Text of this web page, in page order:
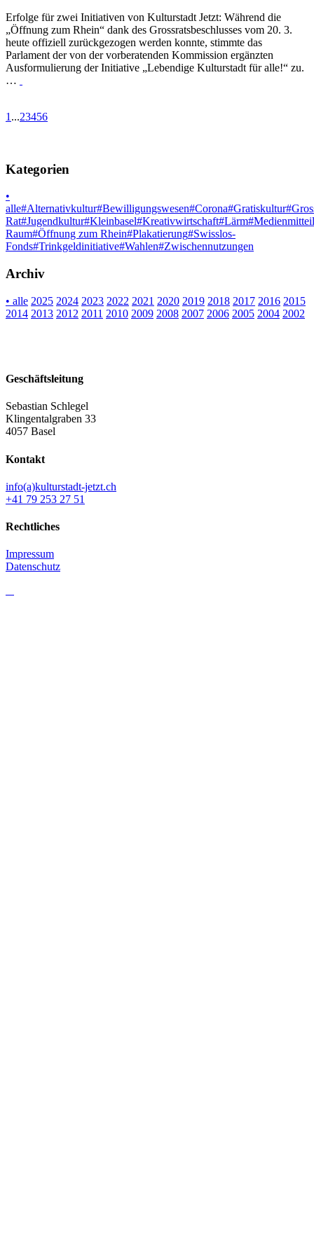
Erfolge für zwei Initiativen von Kulturstadt Jetzt: Während die
„Öffnung zum Rhein“ dank des Grossratsbeschlusses vom 20. 3.
heute offiziell zurückgezogen werden konnte, stimmte das
Parlament der von der vorberatenden Kommission ergänzten
Ausformulierung der Initiative „Lebendige Kulturstadt für alle!“ zu.
…
1 ...23456
Kategorien
•
alle#Alternativkultur#Bewilligungswesen#Corona#Gratiskultur#
Rat#Jugendkultur#Kleinbasel#Kreativwirtschaft#Lärm#
Raum#Öffnung zum Rhein#Plakatierung#Swisslos-
Fonds#Trinkgeldinitiative#Wahlen#Zwischennutzungen
Archiv
• alle 2025 2024 2023 2022 2021 2020 2019 2018 2017 2016 2015
2014 2013 2012 2011 2010 2009 2008 2007 2006 2005 2004 2002
Geschäftsleitung
Sebastian Schlegel
Klingentalgraben 33
4057 Basel
Kontakt
info(a)kulturstadt-jetzt.ch
+41 79 253 27 51
Rechtliches
Impressum
Datenschutz